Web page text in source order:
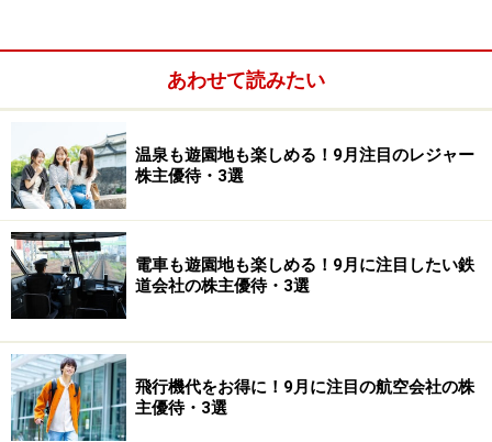
【株主優待獲得最低投資額】 100株＝25万9900円
【予想PER】 9.5倍
【今期予想現金配当（1株あたり
【優待内容】クオカード
100株以上 1000円相当のオリジナル・クオカード
あわせて読みたい
温泉も遊園地も楽しめる！9月注目のレジャー
株主優待・3選
電車も遊園地も楽しめる！9月に注目したい鉄
道会社の株主優待・3選
飛行機代をお得に！9月に注目の航空会社の株
主優待・3選